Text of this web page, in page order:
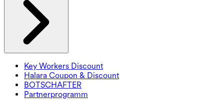
Key Workers Discount
Halara Coupon & Discount
BOTSCHAFTER
Partnerprogramm